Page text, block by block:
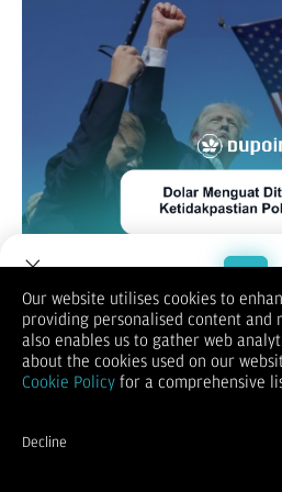
Dolar AS mengalami kenaikan
mencari tempat yang aman
terhadap mantan Presiden Donald
signifikan berdampak pada
mengenai prospek Trump dalam
Kenaikan dolar terjadi dengan
utama lainnya, dengan euro turun
Welcome to
Trade with a
Our website utilises cookies to
providing personalised content and
also enables us to gather web
about the cookies used on our
Cookie Policy for a comprehensive
Decline